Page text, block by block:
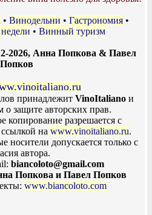
• Винодельни • Гастрономия •
• Винный туризм
2026, Анна Попкова & Павел
Попков
принадлежит VinoItalianoи
о защите авторских прав.
копирование разрешается с
на www.vinoitaliano.ru.
носители допускается только с
автора.
biancoloto@gmail.com
Попкова и Павел Попков
www.biancoloto.com